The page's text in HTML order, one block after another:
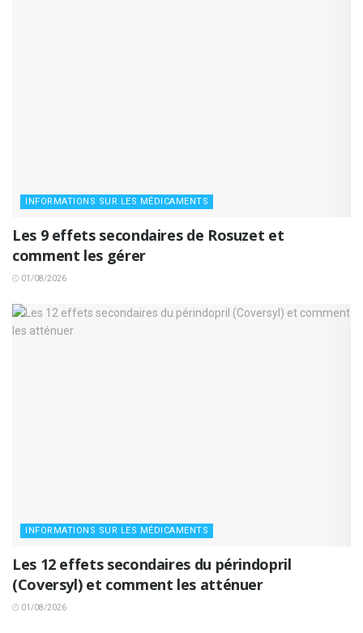
INFORMATIONS SUR LES MÉDICAMENTS
Les 9 effets secondaires de Rosuzet et
comment les gérer
01/08/2026
INFORMATIONS SUR LES MÉDICAMENTS
Les 12 effets secondaires du périndopril
(Coversyl) et comment les atténuer
01/08/2026